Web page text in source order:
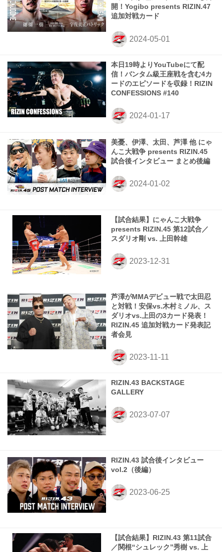
開！Yogibo presents RIZIN.47
追加対戦カード
本日19時よりYouTubeにて配
信！バンタム級王座戦を含む4カ
ードのエピソードを収録！RIZIN
CONFESSIONS #140
美憂、伊澤、太田、芦澤 他 にゃ
んこ大戦争 presents RIZIN.45
試合後インタビュー まとめ後編
【試合結果】にゃんこ大戦争
presents RIZIN.45 第12試合／
スダリオ剛 vs. 上田幹雄
芦澤がMMAデビュー戦で太田忍
と対戦！安保vs.木村ミノル、ス
ダリオvs.上田の3カード発表！
RIZIN.45 追加対戦カード発表記
者会見
RIZIN.43 BACKSTAGE
GALLERY
RIZIN.43 試合後インタビュー
vol.2（後編）
【試合結果】RIZIN.43 第11試合
／関根“シュレック”秀樹 vs. 上